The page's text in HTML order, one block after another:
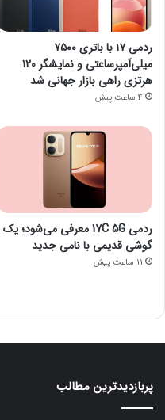
ردمی ۱۷ با باتری ۷۵۰۰
میلی‌آمپرساعتی و نمایشگر ۱۲۰
هرتزی راهی بازار جهانی شد
4 ساعت پیش
ردمی 17C 5G معرفی می‌شود؛ یک
گوشی قدیمی با نامی جدید
11 ساعت پیش
پربازدیدترین مطالب